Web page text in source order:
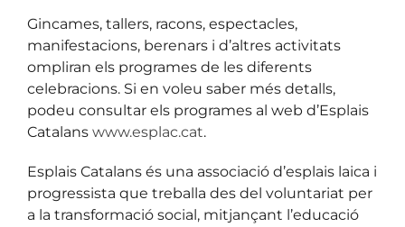
Gincames, tallers, racons, espectacles,
manifestacions, berenars i d’altres activitats
ompliran els programes de les diferents
celebracions. Si en voleu saber més detalls,
podeu consultar els programes al web d’Esplais
Catalans www.esplac.cat.
Esplais Catalans és una associació d’esplais laica i
progressista que treballa des del voluntariat per
a la transformació social, mitjançant l’educació